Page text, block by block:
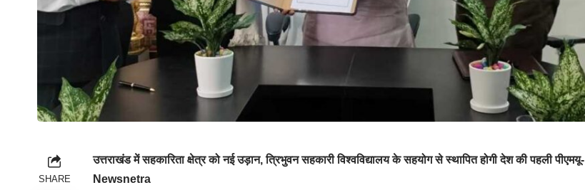
SHARE
उत्तराखंड में सहकारिता क्षेत्र को नई उड़ान, त्रिभुवन सहकारी विश्वविद्यालय के सहयोग से स्थापित होगी देश की पहली पीएमयू-
Newsnetra